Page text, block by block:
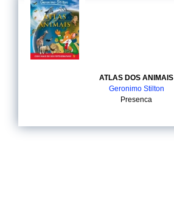
ATLAS DOS ANIMAIS
Geronimo Stilton
Presenca